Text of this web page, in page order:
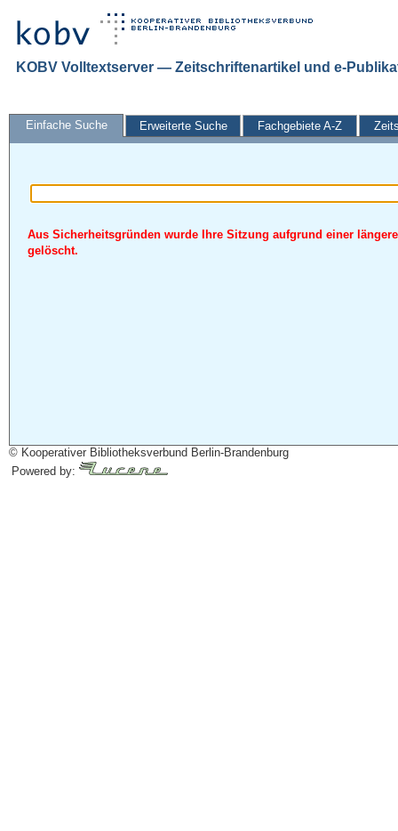
KOBV Volltextserver — Zeitschriftenartikel und e-
Einfache Suche Erweiterte Suche Fachgebiete A-Z
Aus Sicherheitsgründen wurde Ihre Sitzung aufgrund einer
gelöscht.
© Kooperativer Bibliotheksverbund Berlin-Brandenburg
Powered by: